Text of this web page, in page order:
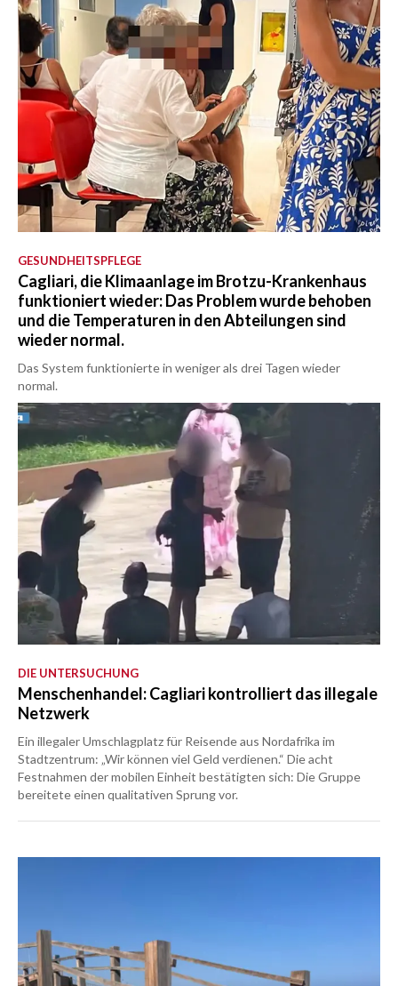
GESUNDHEITSPFLEGE
Cagliari, die Klimaanlage im Brotzu-Krankenhaus
funktioniert wieder: Das Problem wurde behoben
und die Temperaturen in den Abteilungen sind
wieder normal.
Das System funktionierte in weniger als drei Tagen wieder
normal.
DIE UNTERSUCHUNG
Menschenhandel: Cagliari kontrolliert das illegale
Netzwerk
Ein illegaler Umschlagplatz für Reisende aus Nordafrika im
Stadtzentrum: „Wir können viel Geld verdienen.“ Die acht
Festnahmen der mobilen Einheit bestätigten sich: Die Gruppe
bereitete einen qualitativen Sprung vor.